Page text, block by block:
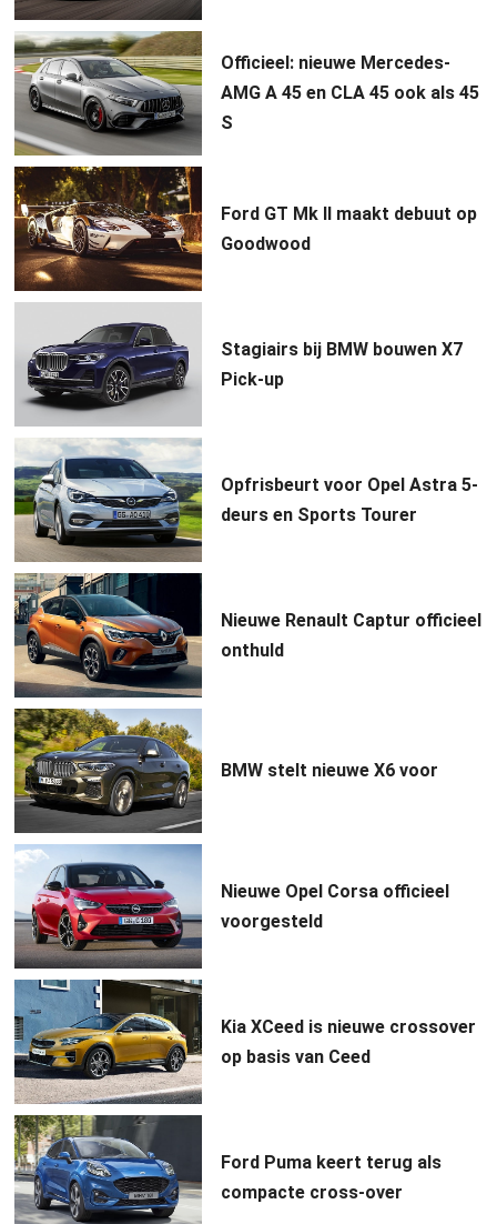
Officieel: nieuwe Mercedes-
AMG A 45 en CLA 45 ook als 45
S
Ford GT Mk II maakt debuut op
Goodwood
Stagiairs bij BMW bouwen X7
Pick-up
Opfrisbeurt voor Opel Astra 5-
deurs en Sports Tourer
Nieuwe Renault Captur officieel
onthuld
BMW stelt nieuwe X6 voor
Nieuwe Opel Corsa officieel
voorgesteld
Kia XCeed is nieuwe crossover
op basis van Ceed
Ford Puma keert terug als
compacte cross-over